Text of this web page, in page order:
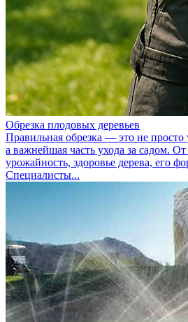
Обрезка плодовых деревьев
Правильная обрезка — это не
а важнейшая часть ухода за садом. От
урожайность, здоровье дерева, его
Специалисты...